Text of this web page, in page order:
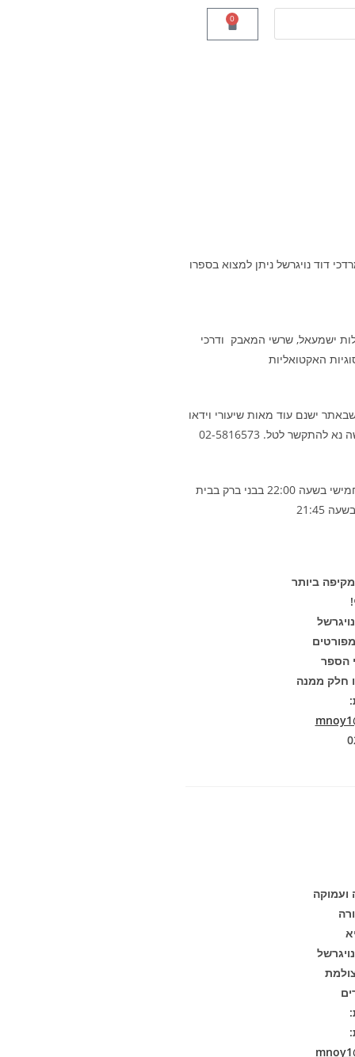
0
דוד נויגרשל ניתן למצוא בספרו
ישמעאל, שרשי המאבק ודרכי
האקטואליות
ישנם עוד מאות שיעורי וידאו
לטל. 02-5816573
השיעור השבועי של הרב נויגרשל מתקיים מידי יום חמישי בשעה 22:00 בבני ברק בבית
ביותר
הספר
חלק ממנה
ועמוקה